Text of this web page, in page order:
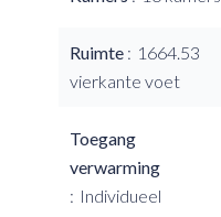
Ruimte
1664.53
vierkante voet
Toegang
verwarming
Individueel